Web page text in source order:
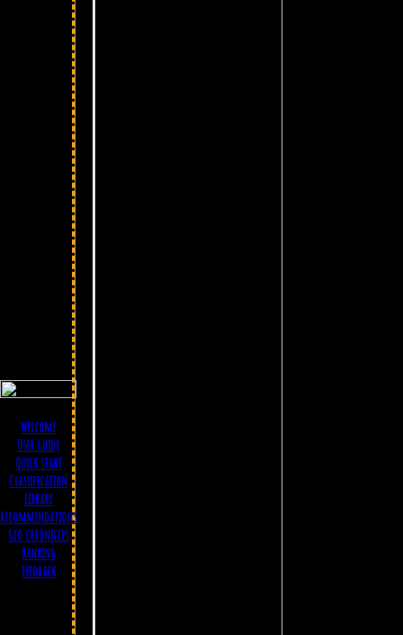
Welcome
User Guide
Quick start
Classification
Library
Recommendations
Geo chronicles
Ranking
Feedback